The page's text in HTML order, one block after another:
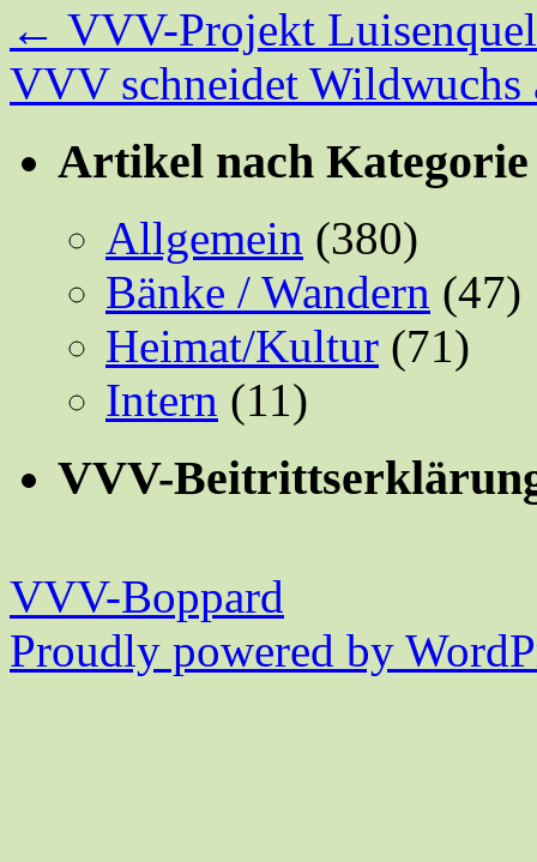
← VVV-Projekt
VVV schneidet Wildwuchs
Artikel nach Kategorie
Allgemein (380)
Bänke / Wandern (47)
Heimat/Kultur (71)
Intern (11)
VVV-
VVV-Boppard
Proudly powered by